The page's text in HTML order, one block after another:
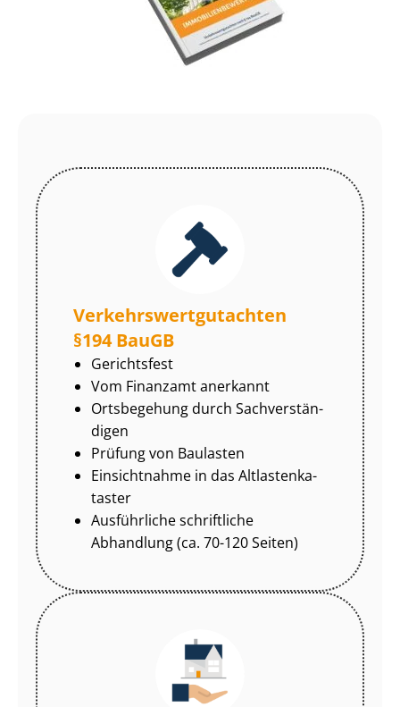
Ver­kehrs­wert­gut­ach­ten
§194 BauGB
Gerichtsfest
Vom Finanzamt anerkannt
Ortsbegehung durch Sach­ver­stän­
di­gen
Prüfung von Baulasten
Einsichtnahme in das Alt­las­ten­ka­
tas­ter
Ausführliche schriftliche
Abhandlung (ca. 70-120 Seiten)